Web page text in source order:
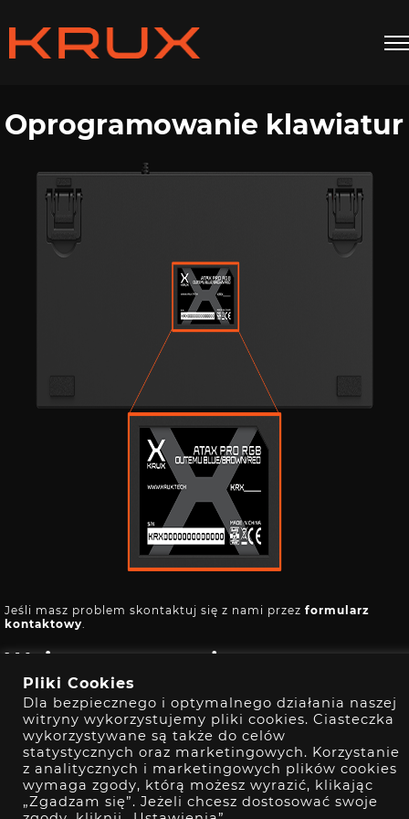
Oprogramowanie klawiatur
Jeśli masz problem skontaktuj się z nami przez formularz
kontaktowy.
Wpisz numer seryjny
Pliki Cookies
Dla bezpiecznego i optymalnego działania naszej
witryny wykorzystujemy pliki cookies. Ciasteczka
wykorzystywane są także do celów
statystycznych oraz marketingowych. Korzystanie
z analitycznych i marketingowych plików cookies
wymaga zgody, którą możesz wyrazić, klikając
„Zgadzam się”. Jeżeli chcesz dostosować swoje